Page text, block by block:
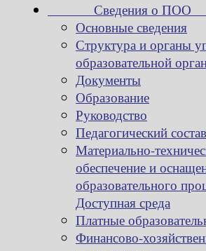
Сведения о ПОО
Основные сведения
Структура и органы
образовательной
Документы
Образование
Руководство
Педагогический состав
Материально-
обеспечение и
образовательного
Доступная среда
Платные
Финансово-